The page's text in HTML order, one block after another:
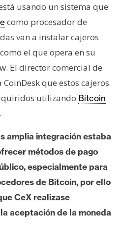
usando un sistema que
como procesador de
van a instalar cajeros
el que opera en su
El director comercial de
CoinDesk que estos cajeros
utilizando Bitcoin
amplia integración estaba
métodos de pago
especialmente para
de Bitcoin, por ello
CeX realizase
aceptación de la moneda